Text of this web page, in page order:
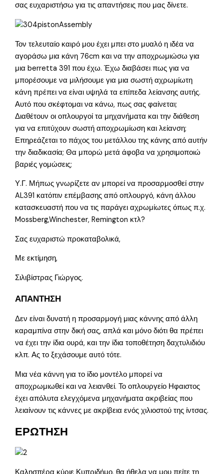
σας ευχαριστήσω για τις απαντήσεις που μας δίνετε.
Τον τελευταίο καιρό μου έχει μπει στο μυαλό η ιδέα να
αγοράσω μια κάνη 76cm και να την αποχρωμιώσω για
μια berretta 391 που έχω. Έχω διαβάσει πως για να
μπορέσουμε να μιλήσουμε για μια σωστή αχρωμίωτη
κάνη πρέπει να είναι υψηλά τα επίπεδα λείανσης αυτής.
Αυτό που σκέφτομαι να κάνω, πως σας φαίνεται;
Διαθέτουν οι οπλουργοί τα μηχανήματα και την διάθεση
για να επιτύχουν σωστή αποχρωμίωση και λείανση;
Επηρεάζεται το πάχος του μετάλλου της κάνης από αυτήν
την διαδικασία; Θα μπορώ μετά άφοβα να χρησιμοποιώ
βαριές γομώσεις;
Υ.Γ. Μήπως γνωρίζετε αν μπορεί να προσαρμοσθεί στην
AL391 κατόπιν επέμβασης από οπλουργό, κάνη άλλου
κατασκευαστή που να τις παράγει αχρωμίωτες όπως π.χ.
Mossberg,Winchester, Remington κτλ?
Σας ευχαριστώ προκαταβολικά,
Με εκτίμηση,
Σιλιβίστρας Γιώργος.
ΑΠΑΝΤΗΣΗ
Δεν είναι δυνατή η προσαρμογή μιας κάννης από άλλη
καραμπίνα στην δική σας, απλά και μόνο διότι θα πρέπει
να έχει την ίδια ουρά, και την ίδια τοποθέτηση δαχτυλιδιόυ
κλπ. Ας το ξεχάσουμε αυτό τότε.
Μια νέα κάννη για το ίδιο μοντέλο μπορεί να
αποχρωμιωθεί και να λειανθεί. Το οπλουργείο Ηφαιστος
έχει απόλυτα ελεγχόμενα μηχανήματα ακριβείας που
λειαίνουν τις κάννες με ακρίβεια ενός χιλιοστού της ίντσας.
ΕΡΩΤΗΣΗ
Καλησπέρα κύριε Κυπριδήμο, θα ήθελα να μου πείτε τη